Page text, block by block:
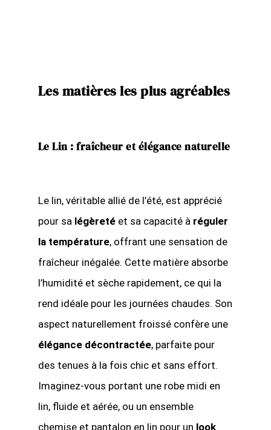
Les matières les plus agréables
Le Lin : fraîcheur et élégance naturelle
Le lin, véritable allié de l’été, est apprécié
pour sa légèretéet sa capacité à réguler
la température, offrant une sensation de
fraîcheur inégalée. Cette matière absorbe
l’humidité et sèche rapidement, ce qui la
rend idéale pour les journées chaudes. Son
aspect naturellement froissé confère une
élégance décontractée, parfaite pour
des tenues à la fois chic et sans effort.
Imaginez-vous portant une robe midi en
lin, fluide et aérée, ou un ensemble
chemise et pantalon en lin pour un look